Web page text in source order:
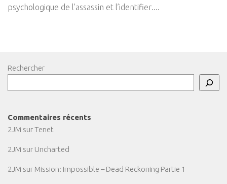
psychologique de l’assassin et l’identifier....
Rechercher
Commentaires récents
2JM surTenet
2JM sur Uncharted
2JM sur Mission: Impossible – Dead Reckoning Partie 1